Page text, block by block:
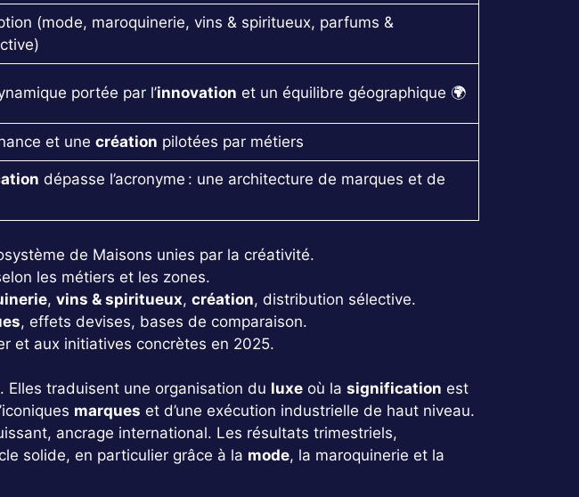
(mode, maroquinerie, vins & spiritueux, parfums &
portée par l’innovation et un équilibre géographique 🌍
et une création pilotées par métiers
dépasse l’acronyme : une architecture de marques et de
de Maisons unies par la créativité.
les métiers et les zones.
, vins & spiritueux, création, distribution sélective.
, effets devises, bases de comparaison.
et aux initiatives concrètes en 2025.
traduisent une organisation du luxe où la signification est
marques et d’une exécution industrielle de haut niveau.
ancrage international. Les résultats trimestriels,
solide, en particulier grâce à la mode, la maroquinerie et la